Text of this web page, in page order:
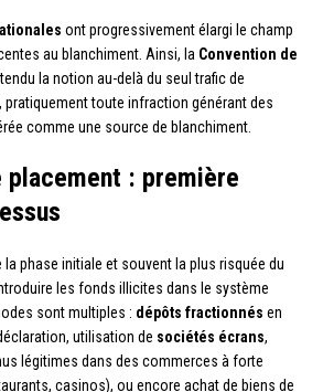
ont progressivement élargi le champ
au blanchiment. Ainsi, la Convention de
la notion au-delà du seul trafic de
pratiquement toute infraction générant des
comme une source de blanchiment.
placement : première
phase initiale et souvent la plus risquée du
les fonds illicites dans le système
sont multiples : dépôts fractionnés en
utilisation de sociétés écrans,
légitimes dans des commerces à forte
casinos), ou encore achat de biens de